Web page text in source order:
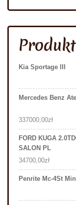
Kia Sportage III
Mercedes Benz
337000,00zł
FORD KUGA
SALON PL
34700,00zł
Penrite Mc-4St